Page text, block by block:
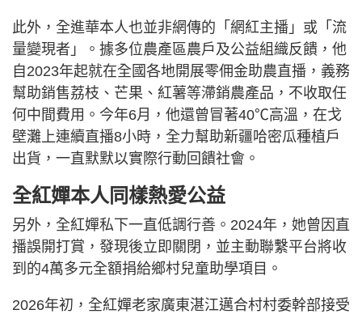
此外，全進華本人也並非網傳的「網紅主播」或「流
量變現者」。據多位農產區農戶及公益組織反饋，他
自2023年起就在全國各地開展零佣金助農直播，義務
幫助銷售荔枝、芒果、紅薯等滯銷農產品，不收取任
何中間費用。今年6月，他還曾冒著40℃高溫，在戈
壁灘上連續直播8小時，全力幫助新疆哈密瓜種植戶
出貨，一直默默以實際行動回饋社會。
全紅嬋本人同樣熱愛公益
另外，全紅嬋私下一直低調行善。2024年，她曾因直
播誤開打賞，發現後立即關閉，並主動聯繫平台將收
到的4萬多元全額捐給鄉村兒童助學項目。
2026年初，全紅嬋老家廣東湛江邁合村村委幹部接受